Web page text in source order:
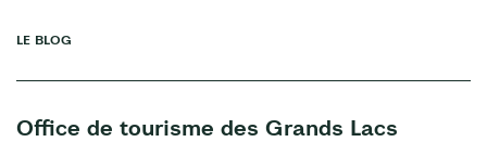
LE BLOG
Office de tourisme des Grands Lacs